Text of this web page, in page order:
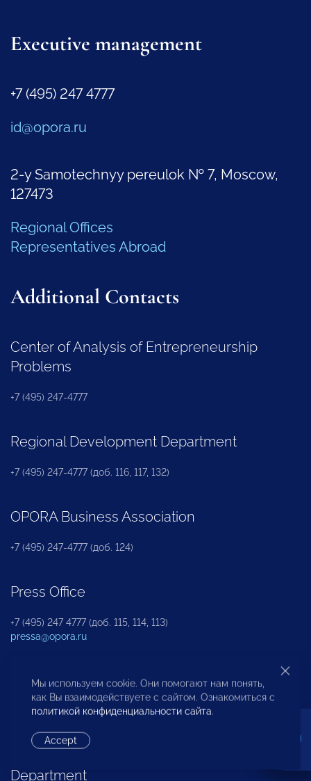
Executive management
+7 (495) 247 4777
id@opora.ru
2-y Samotechnyy pereulok № 7, Moscow,
127473
Regional Offices
Representatives Abroad
Additional Contacts
Center of Analysis of Entrepreneurship
Problems
+7 (495) 247-4777
Regional Development Department
+7 (495) 247-4777 (доб. 116, 117, 132)
OPORA Business Association
+7 (495) 247-4777 (доб. 124)
Press Office
+7 (495) 247 4777 (доб. 115, 114, 113)
pressa@opora.ru
International Department
+7 (495) 247-4777 (доб. 126)
Department
Мы используем cookie. Они помогают нам понять,
как Вы взаимодействуете с сайтом. Ознакомиться с
политикой конфиденциальности сайта.
Accept